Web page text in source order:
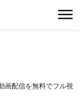
画配信を無料でフル視